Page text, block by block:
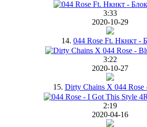
3:33
2020-10-29
14. 044 Rose Ft. Нкнкт -
3:22
2020-10-27
15. Dirty Chains X 044 Rose
2:19
2020-04-16